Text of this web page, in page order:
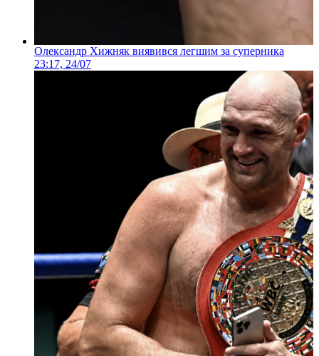
Олександр Хижняк виявився легшим за суперника
23:17, 24/07